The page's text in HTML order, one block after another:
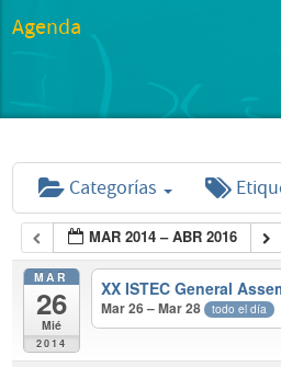
Agenda
Categorías
MAR 2014 – ABR 2016
MAR
26
Mié
2014
XX ISTEC General
Mar 26 – Mar 28 todo el día